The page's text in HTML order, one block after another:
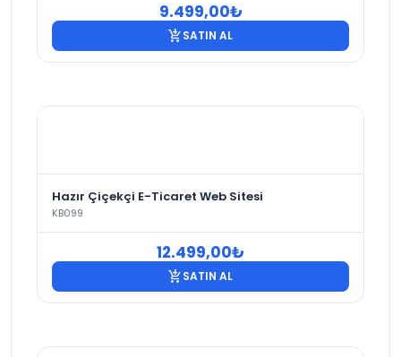
9.499,00₺
add_shopping_cartSATIN AL
Hazır Çiçekçi E-Ticaret Web Sitesi
KB099
12.499,00₺
add_shopping_cartSATIN AL